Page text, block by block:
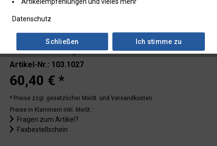
Lieferzeit: auf Anfrage
Artikel-Nr.: 103.1027
60,40 € *
* Preise zzgl. gesetzlicher MwSt. und Versandkosten
Preise in Klammern inkl. MwSt.:
Fragen zum Artikel?
Faxbestellschein
Datenschutz
Ich stimme zu
Schließen